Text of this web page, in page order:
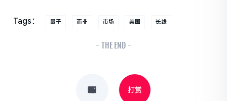
Tags： 量子 而非 市场 美国 长线
- THE END -
打赏